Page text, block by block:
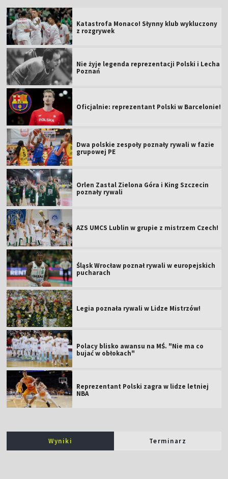
Katastrofa Monaco! Słynny klub wykluczony
z rozgrywek
Nie żyje legenda reprezentacji Polski i Lecha
Poznań
Oficjalnie: reprezentant Polski w Barcelonie!
Dwa polskie zespoły poznały rywali w fazie
grupowej PE
Orlen Zastal Zielona Góra i King Szczecin
poznały rywali
AZS UMCS Lublin w grupie z mistrzem Czech!
Śląsk Wrocław poznał rywali w europejskich
pucharach
Legia poznała rywali w Lidze Mistrzów!
Polacy blisko awansu na MŚ. "Nie ma co
bujać w obłokach"
Reprezentant Polski zagra w lidze letniej
NBA
Wyniki Terminarz